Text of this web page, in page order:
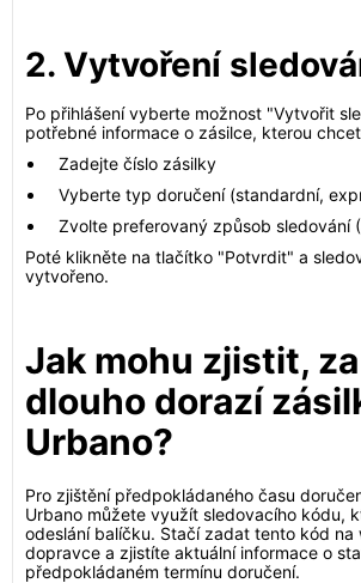
2. Vytvoření
Po přihlášení vyberte možnost "Vytvořit
potřebné informace o zásilce, kterou
Zadejte číslo zásilky
Vyberte typ doručení (standardní,
Zvolte preferovaný způsob sledování
Poté klikněte na tlačítko "Potvrdit" a
vytvořeno.
Jak mohu zjistit,
dlouho dorazí
Urbano?
Pro zjištění předpokládaného času
Urbano můžete využít sledovacího kódu,
odeslání balíčku. Stačí zadat tento kód na
dopravce a zjistíte aktuální informace o
předpokládaném termínu doručení.